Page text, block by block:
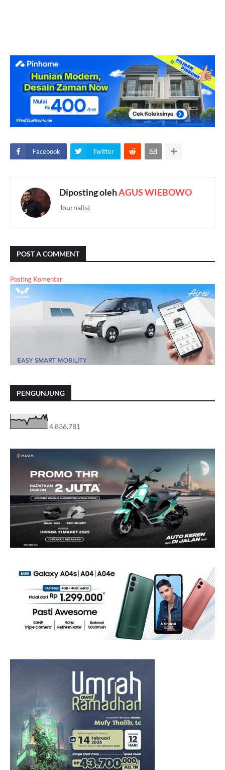
Facebook Twitter
Diposting olehAGUS WIEBOWO
Journalist
POST A COMMENT
Posting Komentar
PENGUNJUNG
4,836,781